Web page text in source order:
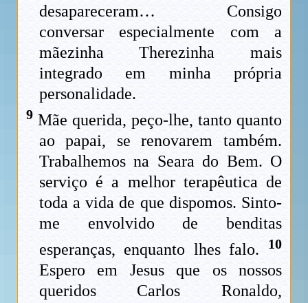
desapareceram… Consigo
conversar especialmente com a
mãezinha Therezinha mais
integrado em minha própria
personalidade.
9 Mãe querida, peço-lhe, tanto quanto
ao papai, se renovarem também.
Trabalhemos na Seara do Bem. O
serviço é a melhor terapêutica de
toda a vida de que dispomos. Sinto-
me envolvido de benditas
esperanças, enquanto lhes falo.
10
Espero em Jesus que os nossos
queridos Carlos Ronaldo,